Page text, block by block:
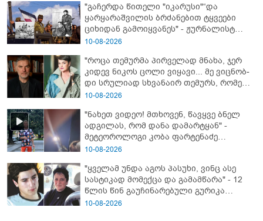
"გაჩერდა წითელი "იკარუსი"“და
ყარყარაშვილის ბრძანებით ტყვეები
ციხიდან გამოიყვანეს" - ჟურნალისტ
თამრიკო მოლაშვილის თვალით
კითხვაზე: როგორ ექცეოდნენ
ქართველები ტყვეებს
10-08-2026
"როცა თემურმა პირველად მნახა, ჯერ
კიდევ ნიკოს ცოლი ვიყავი... მე ვიც­ნობ­
დი სრუ­ლი­ად სხვა­ნა­ირ თე­მურს, რო­მელ­
საც მა­შინ არც ბიზ­ნე­სი ჰქონ­და, არა­ფე­რი
თემურ უგულავაზე?
10-08-2026
"ნახეთ ვიდეო! მთხოვენ, წავყვე ბნელ
ადგილას, რომ დანა დამარტყან" -
მეტეოროლოგი კობა ფარტენაძე
ფარულად გადაღებულ კადრებს
10-08-2026
"ყველამ უნდა აგოს პასუხი, ვინც ასე
სასტიკად მომექცა და გამამწარა" - 12
წლის წინ გაუჩინარებული გურიკა
დადიანიძის ბურუსით მოცული საქმის
10-08-2026